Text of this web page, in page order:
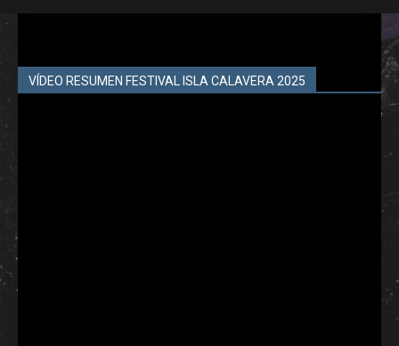
VÍDEO RESUMEN FESTIVAL ISLA CALAVERA 2025